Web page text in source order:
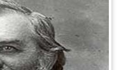
các theo đạo Tin lành và Công
tiên ở Bắc Ireland.
dưới sự điều hành của
đã nộp đơn xin phá sản.